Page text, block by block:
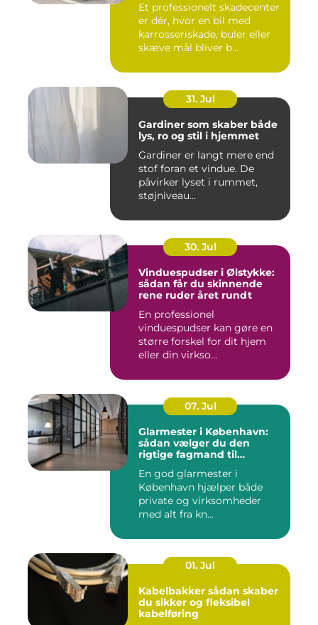
Et professionelt skadecenter
er dér, hvor en bil med
karrosseriskade, buler eller
skæve mål bliver b...
31. Jul
Gardiner som skaber både
lys, ro og stil i hjemmet
Gardiner er langt mere end
stof foran et vindue. De
påvirker lyset i rummet,
støjniveau...
30. Jul
Vinduespudser i Ølstykke:
sådan får du skinnende
rene ruder året rundt
En professionel
vinduespudser kan gøre en
større forskel for dit hjem
eller din virkso...
07. Jul
Glarmester i København:
sådan vælger du den
rigtige fagmand til
En god glarmester i
København hjælper både
private og virksomheder
med alt fra kn...
01. Jul
Kabelbakker sådan skaber
du sikker og fleksibel
kabelføring